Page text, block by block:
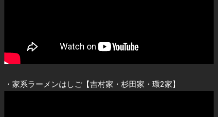
・家系ラーメンはしご【吉村家・杉田家・環2家】